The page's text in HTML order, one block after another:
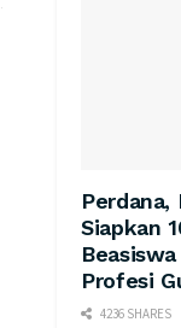
Perdana,
Siapkan
Profesi
4236 SHARES